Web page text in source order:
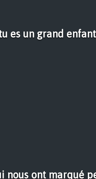
es un grand
nous ont marqué